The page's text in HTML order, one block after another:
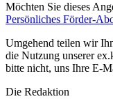
Möchten Sie dieses
Persönliches Förder-
Umgehend teilen wir
die Nutzung unserer
bitte nicht, uns Ihre E-
Die Redaktion